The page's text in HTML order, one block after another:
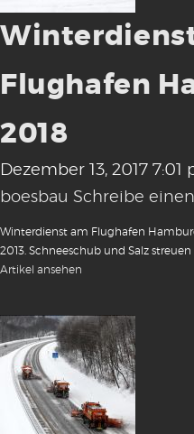
Winterdienst
Flughafen
2018
Dezember 13, 2017 7:01
boesbau Schreibe
Winterdienst am Flughafen
2013. Schneeschub und Salz
Artikel ansehen